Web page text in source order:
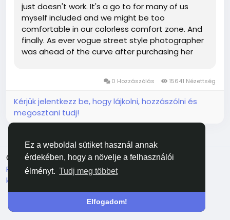
Ez a weboldal sütiket használ annak
érdekében, hogy a növelje a felhasználói
élményt. Tudj meg többet
Elfogadom!
just doesn't work. It's a go to for many of us
myself included and we might be too
comfortable in our colorless comfort zone. And
finally. As ever vogue street style photographer
was ahead of the curve after purchasing her
previously took over and has been...
0 Hozzászólás 15641 Nézettség
Kérjük jelentkezz be, hogy lájkolni, hozzászólni és
megosztani tudj!
© 2026 Facehun
Magyar
Rólunk Felhasználói feltételek
kapcsolatba velünk